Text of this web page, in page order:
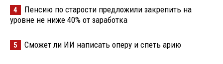
4
Пенсию по старости предложили закрепить на
уровне не ниже 40% от заработка
5 Сможет ли ИИ написать оперу и спеть арию